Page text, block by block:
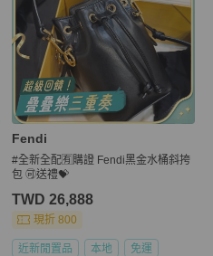
Fendi
#全新全配🈶購證 Fendi黑金水桶斜挎
包 🉑送禮💝
TWD 26,888
現折 800
近新閒置品 本地 免運